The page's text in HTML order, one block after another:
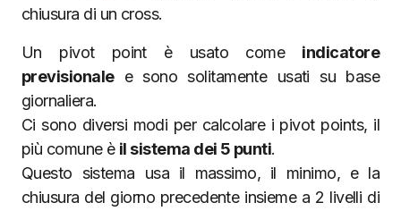
chiusura di un cross.
Un pivot point è usato come indicatore
previsionalee sono solitamente usati su base
giornaliera.
Ci sono diversi modi per calcolare i pivot points, il
più comune è il sistema dei 5 punti.
Questo sistema usa il massimo, il minimo, e la
chiusura del giorno precedente insieme a 2 livelli di